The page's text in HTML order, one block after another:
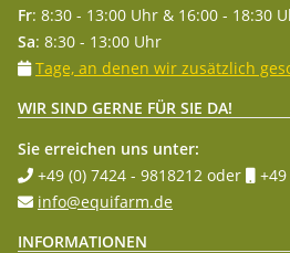
Fr: 8:30 - 13:00 Uhr & 16:00 - 18:30
Sa: 8:30 - 13:00 Uhr
Tage, an denen wir zusätzlich
WIR SIND GERNE FÜR SIE DA!
Sie erreichen uns unter:
+49 (0) 7424 - 9818212 oder
info@equifarm.de
INFORMATIONEN